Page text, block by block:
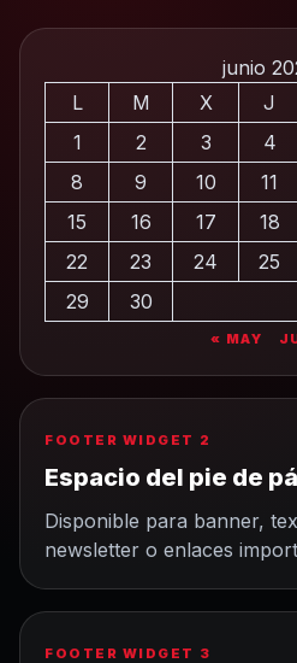
junio
L
M X J
1
2 3 4
8
9 10 11
15
16 17 18
22
23 24 25
29
30
« MAY
FOOTER WIDGET 2
Espacio del pie de
Disponible para banner,
newsletter o enlaces
FOOTER WIDGET 3